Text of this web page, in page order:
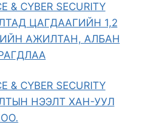
& CYBER SECURITY
ЦАГДААГИЙН 1,2
АЖИЛТАН, АЛБАН
& CYBER SECURITY
НЭЭЛТ ХАН-УУЛ